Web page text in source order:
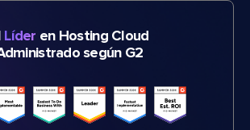
Líder en Hosting Cloud
según G2